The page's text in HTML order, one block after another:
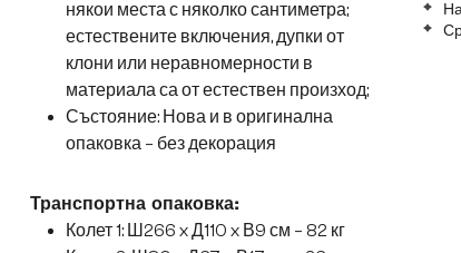
някои места с няколко сантиметра;
естествените включения, дупки от
клони или неравномерности в
материала са от естествен произход;
Състояние: Нова и в оригинална
опаковка – без декорация
Транспортна опаковка:
Колет 1: Ш266 x Д110 x В9 см – 82 кг